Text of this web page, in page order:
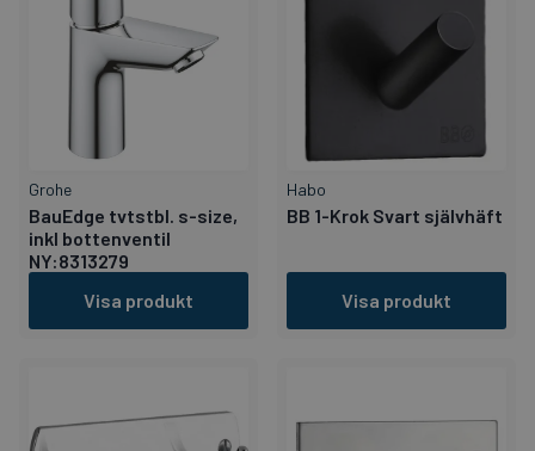
Grohe
BauEdge tvtstbl. s-size,
inkl bottenventil
NY:8313279
Visa produkt
Habo
BB 1-Krok Svart självhäft
Visa produkt